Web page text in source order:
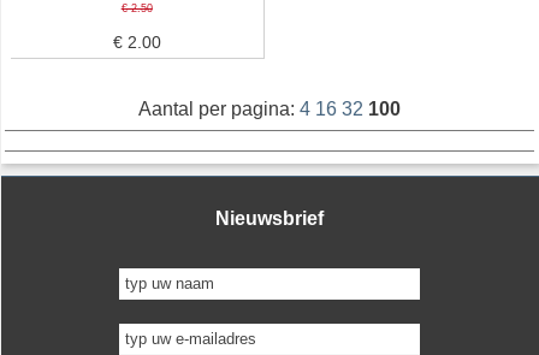
€ 2.50
€ 2.00
Aantal per pagina: 4 16 32 100
Nieuwsbrief